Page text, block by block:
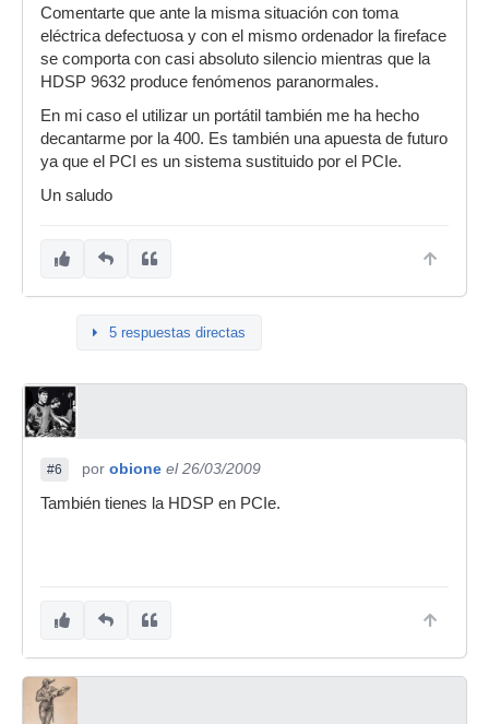
Comentarte que ante la misma situación con toma
eléctrica defectuosa y con el mismo ordenador la fireface
se comporta con casi absoluto silencio mientras que la
HDSP 9632 produce fenómenos paranormales.
En mi caso el utilizar un portátil también me ha hecho
decantarme por la 400. Es también una apuesta de futuro
ya que el PCI es un sistema sustituido por el PCIe.
Un saludo
5 respuestas directas
#6 por obione el 26/03/2009
También tienes la HDSP en PCIe.